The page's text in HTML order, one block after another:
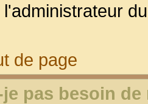
de page
pas besoin